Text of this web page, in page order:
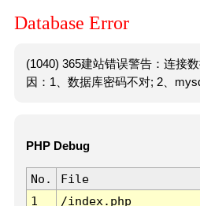
Database Error
(1040) 365建站错误警告：连接
因：1、数据库密码不对; 2、
PHP Debug
No. File
1
/index.php